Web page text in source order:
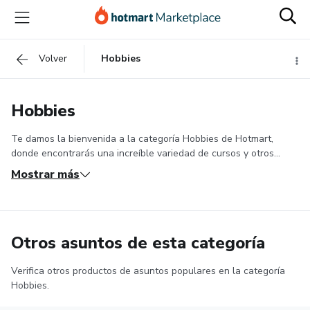
Volver Hobbies
Hobbies
Te damos la bienvenida a la categoría Hobbies de Hotmart,
donde encontrarás una increíble variedad de cursos y otros
productos digitales para explorar tus intereses, adquirir nuevas
habilidades y disfrutar de enriquecedores momentos de ocio.
buscando nuevas pasiones y pasatiempos, has venido al lugar
fascinantes. Ya sea que se trate de la planificación de viajes, la
acumulación de millas, la recolección o los juegos, tenemos
opciones interesantes que seguramente capturarán su
imaginación.
Mostrar más
Otros asuntos de esta categoría
Verifica otros productos de asuntos populares en la categoría
Hobbies.